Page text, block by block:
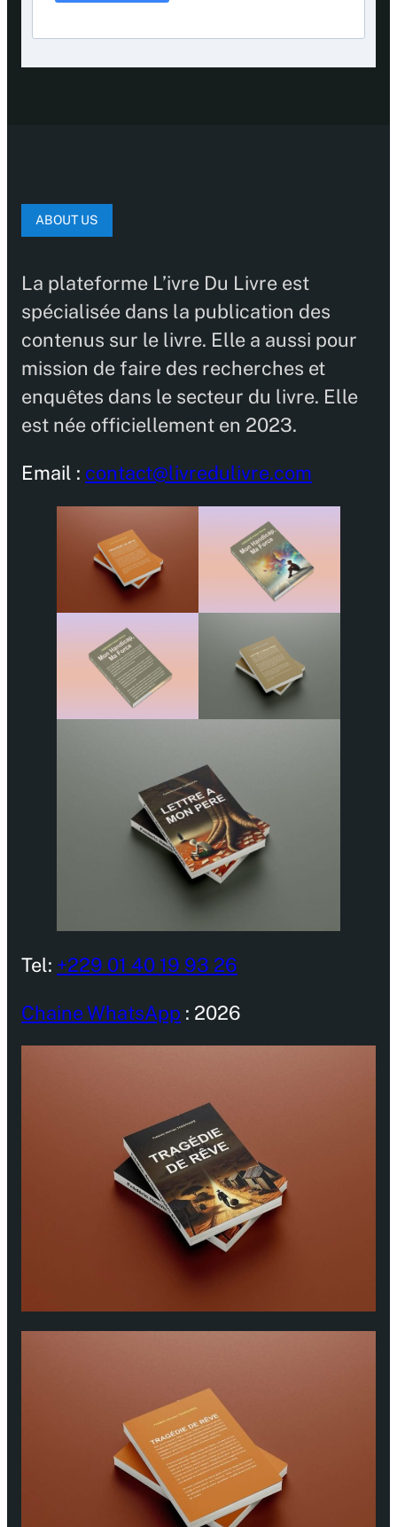
ABOUT US
La plateforme L’ivre Du Livre est
spécialisée dans la publication des
contenus sur le livre. Elle a aussi pour
mission de faire des recherches et
enquêtes dans le secteur du livre. Elle
est née officiellement en 2023.
Email : contact@livredulivre.com
Tel: +229 01 40 19 93 26
Chaine WhatsApp : 2026